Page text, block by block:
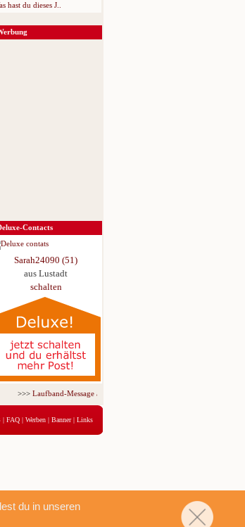
du in unseren
hast du dieses J..
Contacts
Sarah24090 (51)
aus Lustadt
schalten
>>>Laufband-Message ab nur 5,95 € für 3 Tage!
| FAQ | Werben | Banner| Links